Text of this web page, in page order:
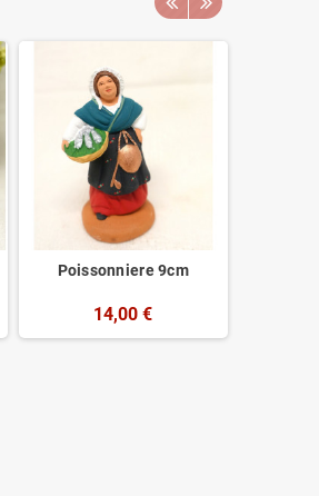
Poissonniere 9cm
14,00 €